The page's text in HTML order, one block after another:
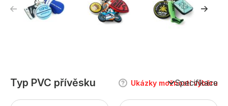
Specifikace
Typ PVC přívěsku Ukázky možností výběru